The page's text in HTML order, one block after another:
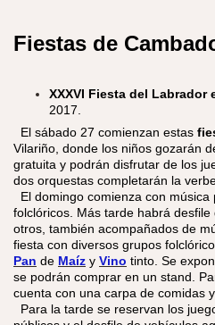
Fiestas de
XXXVI Fiesta del Labrador
2017.
El sábado 27 comienzan estas
Vilariño, donde los niños gozarán
gratuita y podrán disfrutar de los
dos orquestas completarán la
El domingo comienza con
folclóricos. Más tarde habrá
otros, también acompañados de
fiesta con diversos grupos
Pan de Maíz y Vino tinto. Se
se podrán comprar en un stand.
cuenta con una carpa de comidas
Para la tarde se reservan los